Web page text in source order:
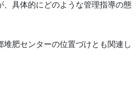
具体的にどのような管理指導の態
肥センターの位置づけとも関連し